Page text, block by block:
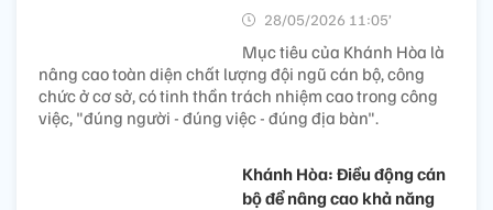
28/05/2026 11:05’
Mục tiêu của Khánh Hòa là
nâng cao toàn diện chất lượng đội ngũ cán bộ, công
chức ở cơ sở, có tinh thần trách nhiệm cao trong công
việc, "đúng người - đúng việc - đúng địa bàn".
Khánh Hòa: Điều động cán
bộ để nâng cao khả năng